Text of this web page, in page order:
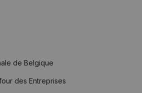
de Belgique
des Entreprises